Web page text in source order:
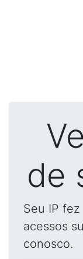
de
Seu IP
acessos
conosco.